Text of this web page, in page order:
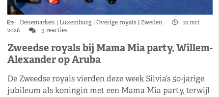
Denemarken Luxemburg Overige royals Zweden
21 mrt
2026
9 reacties
Zweedse royals bij Mama Mia party, Willem-
Alexander op Aruba
De Zweedse royals vierden deze week Silvia’s 50-jarige
jubileum als koningin met een Mama Mia party, terwijl